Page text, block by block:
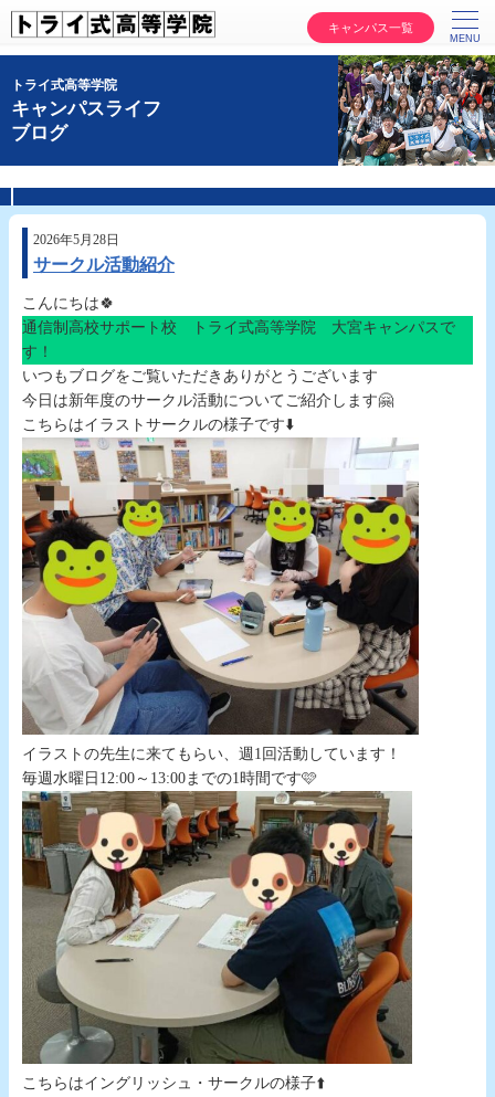
キャンパス一覧
トライ式高等学院
キャンパスライフ
ブログ
2026年5月28日
サークル活動紹介
こんにちは🍀
通信制高校サポート校 トライ式高等学院 大宮キャンパスで
す！
いつもブログをご覧いただきありがとうございます
今日は新年度のサークル活動についてご紹介します🤗
こちらはイラストサークルの様子です⬇️
イラストの先生に来てもらい、週1回活動しています！
毎週水曜日12:00～13:00までの1時間です🩷
こちらはイングリッシュ・サークルの様子⬆️